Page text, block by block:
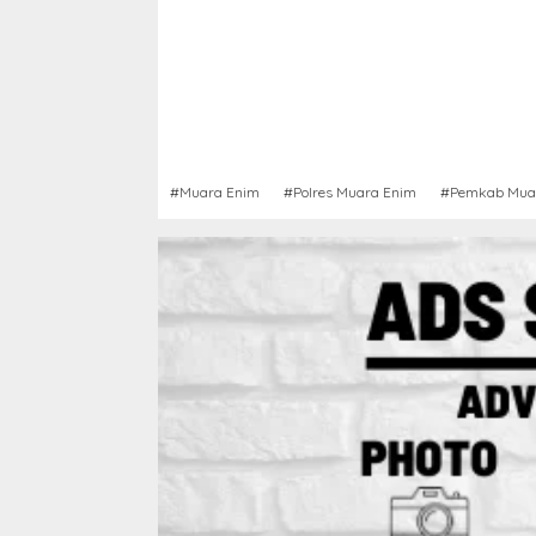
#Muara Enim #Polres Muara Enim #Pemkab